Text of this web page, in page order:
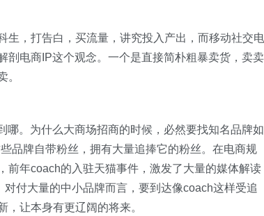
生，打告白，买流量，讲究投入产出，而移动社交电
剖电商IP这个观念。一个是直接简朴粗暴卖货，卖卖
。
。为什么大商场招商的时候，必然要找知名品牌如
品牌自带粉丝，拥有大量追捧它的粉丝。在电商规
年coach的入驻天猫事件，激发了大量的媒体解读
付大量的中小品牌而言，要到达像coach这样受追
让本身有更辽阔的将来。